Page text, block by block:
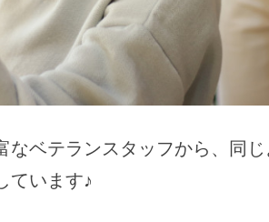
ベテランスタッフから、同
ています♪